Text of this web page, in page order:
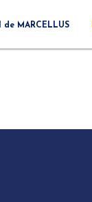
de MARCELLUS